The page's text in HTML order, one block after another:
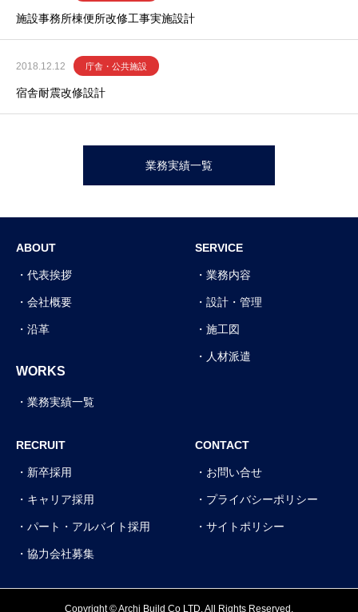
施設事務所棟便所改修工事実施設計
2018.12.12 庁舎・公共施設
宿舎耐震改修設計
業務実績一覧
ABOUT
代表挨拶
会社概要
沿革
WORKS
業務実績一覧
SERVICE
業務内容
設計・管理
施工図
人材派遣
RECRUIT
新卒採用
キャリア採用
パート・アルバイト採用
協力会社募集
CONTACT
お問い合せ
プライバシーポリシー
サイトポリシー
Copyright © Archi Build Co LTD. All Rights Reserved.